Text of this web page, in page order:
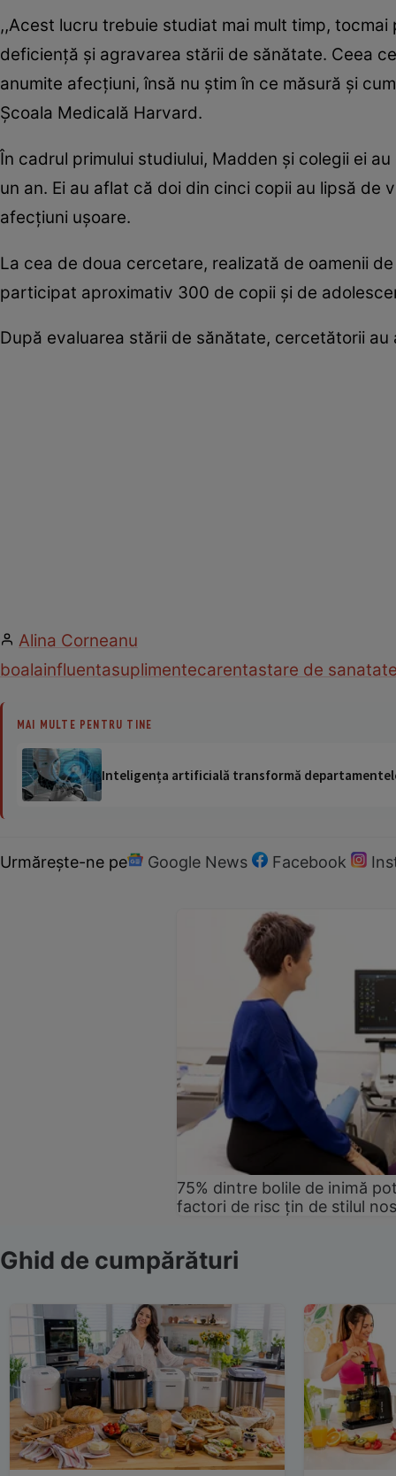
,,Acest lucru trebuie studiat mai mult timp,
deficienţă şi agravarea stării de sănătate. Ceea
anumite afecţiuni, însă nu ştim în ce măsură şi
Şcoala Medicală Harvard.
În cadrul primului studiului, Madden şi colegii ei
un an. Ei au aflat că doi din cinci copii au lipsă de
afecţiuni uşoare.
La cea de doua cercetare, realizată de oamenii
participat aproximativ 300 de copii şi de
După evaluarea stării de sănătate, cercetătorii
Alina Corneanu
boalainfluentasuplimentecarentastare de
MAI MULTE PENTRU TINE
Inteligența artificială transformă
Urmărește-ne pe Google News Facebook
75% dintre bolile de inimă
factori de risc țin de stilul
Ghid de cumpărături